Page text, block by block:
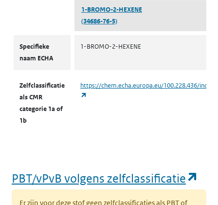
1-BROMO-2-HEXENE
(34686-76-5)
Specifieke
naam ECHA
1-BROMO-2-HEXENE
Zelfclassificatie
als CMR
categorie 1a of
1b
https://chem.echa.europa.eu/100.228.436/
PBT/vPvB volgens zelfclassificatie
Er zijn voor deze stof geen zelfclassificaties als PBT of